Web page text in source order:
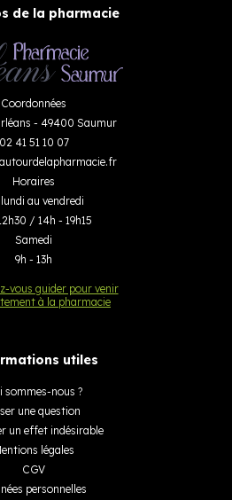
de la pharmacie
Coordonnées
- 49400 Saumur
02 41 51 10 07
autourdelapharmacie.fr
Horaires
au vendredi
/ 14h - 19h15
Samedi
9h - 13h
vous guider pour venir
à la pharmacie
utiles
sommes-nous ?
une question
un effet indésirable
légales
CGV
personnelles